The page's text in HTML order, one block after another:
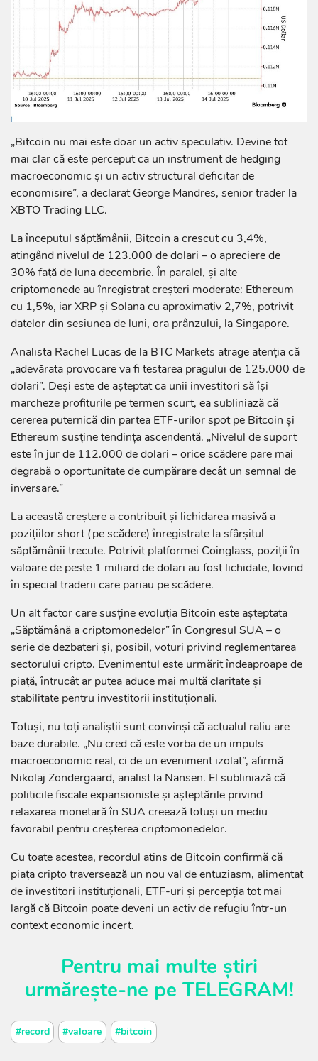
„Bitcoin nu mai este doar un activ speculativ. Devine tot
mai clar că este perceput ca un instrument de hedging
macroeconomic și un activ structural deficitar de
economisire”, a declarat George Mandres, senior trader la
XBTO Trading LLC.
La începutul săptămânii, Bitcoin a crescut cu 3,4%,
atingând nivelul de 123.000 de dolari – o apreciere de
30% față de luna decembrie. În paralel, și alte
criptomonede au înregistrat creșteri moderate: Ethereum
cu 1,5%, iar XRP și Solana cu aproximativ 2,7%, potrivit
datelor din sesiunea de luni, ora prânzului, la Singapore.
Analista Rachel Lucas de la BTC Markets atrage atenția că
„adevărata provocare va fi testarea pragului de 125.000 de
dolari”. Deși este de așteptat ca unii investitori să își
marcheze profiturile pe termen scurt, ea subliniază că
cererea puternică din partea ETF-urilor spot pe Bitcoin și
Ethereum susține tendința ascendentă. „Nivelul de suport
este în jur de 112.000 de dolari – orice scădere pare mai
degrabă o oportunitate de cumpărare decât un semnal de
inversare.”
La această creștere a contribuit și lichidarea masivă a
pozițiilor short (pe scădere) înregistrate la sfârșitul
săptămânii trecute. Potrivit platformei Coinglass, poziții în
valoare de peste 1 miliard de dolari au fost lichidate, lovind
în special traderii care pariau pe scădere.
Un alt factor care susține evoluția Bitcoin este așteptata
„Săptămână a criptomonedelor” în Congresul SUA – o
serie de dezbateri și, posibil, voturi privind reglementarea
sectorului cripto. Evenimentul este urmărit îndeaproape de
piață, întrucât ar putea aduce mai multă claritate și
stabilitate pentru investitorii instituționali.
Totuși, nu toți analiștii sunt convinși că actualul raliu are
baze durabile. „Nu cred că este vorba de un impuls
macroeconomic real, ci de un eveniment izolat”, afirmă
Nikolaj Zondergaard, analist la Nansen. El subliniază că
politicile fiscale expansioniste și așteptările privind
relaxarea monetară în SUA creează totuși un mediu
favorabil pentru creșterea criptomonedelor.
Cu toate acestea, recordul atins de Bitcoin confirmă că
piața cripto traversează un nou val de entuziasm, alimentat
de investitori instituționali, ETF-uri și percepția tot mai
largă că Bitcoin poate deveni un activ de refugiu într-un
context economic incert.
Pentru mai multe știri
urmărește-ne pe TELEGRAM!
#record #valoare #bitcoin